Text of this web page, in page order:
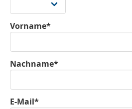
Vorname*
Nachname*
E-Mail*